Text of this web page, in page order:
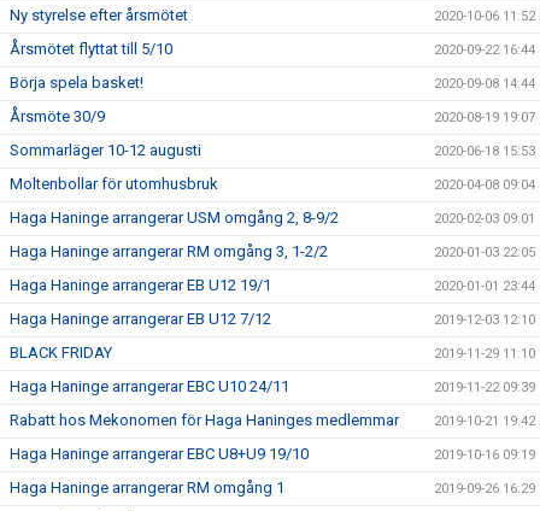
Ny styrelse efter årsmötet 2020-10-06 11:52
Årsmötet flyttat till 5/10 2020-09-22 16:44
Börja spela basket! 2020-09-08 14:44
Årsmöte 30/9 2020-08-19 19:07
Sommarläger 10-12 augusti 2020-06-18 15:53
Moltenbollar för utomhusbruk 2020-04-08 09:04
Haga Haninge arrangerar USM omgång 2, 8-9/2 2020-02-03 09:01
Haga Haninge arrangerar RM omgång 3, 1-2/2 2020-01-03 22:05
Haga Haninge arrangerar EB U12 19/1 2020-01-01 23:44
Haga Haninge arrangerar EB U12 7/12 2019-12-03 12:10
BLACK FRIDAY 2019-11-29 11:10
Haga Haninge arrangerar EBC U10 24/11 2019-11-22 09:39
Rabatt hos Mekonomen för Haga Haninges medlemmar 2019-10-21 19:42
Haga Haninge arrangerar EBC U8+U9 19/10 2019-10-16 09:19
Haga Haninge arrangerar RM omgång 1 2019-09-26 16:29